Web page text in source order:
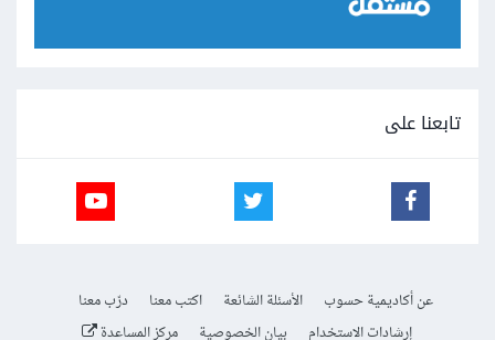
تابعنا على
عن أكاديمية حسوب الأسئلة الشائعة اكتب معنا
درّب معنا
إرشادات الاستخدام
بيان الخصوصية مركز المساعدة